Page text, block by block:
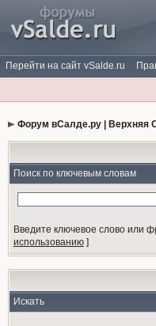
Перейти на сайт vSalde.ru
Форум вСалде.ру | Верхняя
Поиск по ключевым словам
Введите ключевое слово или
использованию]
Искать